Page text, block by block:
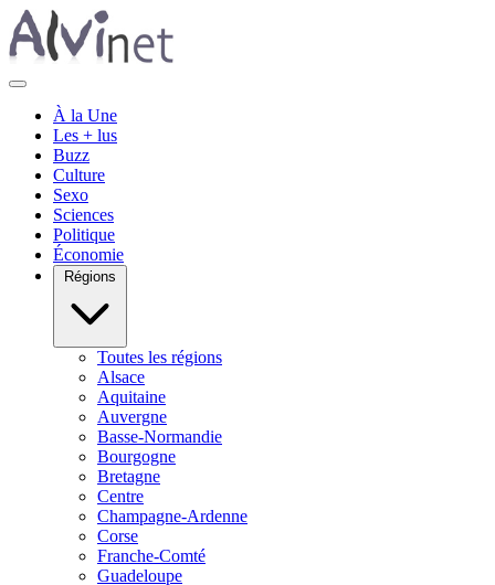
À la Une
Les + lus
Buzz
Culture
Sexo
Sciences
Politique
Économie
Régions
Toutes les régions
Alsace
Aquitaine
Auvergne
Basse-Normandie
Bourgogne
Bretagne
Centre
Champagne-Ardenne
Corse
Franche-Comté
Guadeloupe